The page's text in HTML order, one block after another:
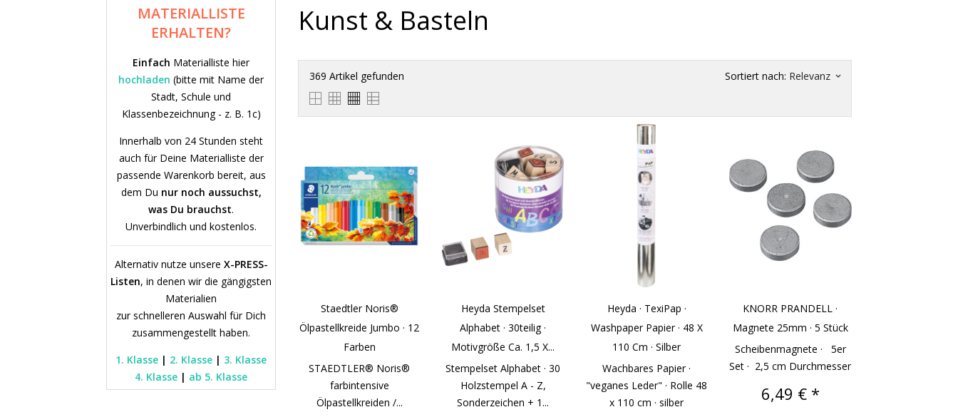
MATERIALLISTE
ERHALTEN?
Einfach Materialliste hier
hochladen(bitte mit Name der
Stadt, Schule und
Klassenbezeichnung - z. B. 1c)
Innerhalb von 24 Stunden steht
auch für Deine Materialliste der
passende Warenkorb bereit, aus
dem Du nur noch aussuchst,
was Du brauchst.
Unverbindlich und kostenlos.
Alternativ nutze unsere X-PRESS-
Listen, in denen wir die gängigsten
Materialien
zur schnelleren Auswahl für Dich
zusammengestellt haben.
1. Klasse | 2. Klasse | 3. Klasse
4. Klasse | ab 5. Klasse
Kunst & Basteln
369 Artikel gefunden Sortiert nach: Relevanz keyboard_arrow_down
Staedtler Noris®
Ölpastellkreide Jumbo · 12
Farben
STAEDTLER® Noris®
farbintensive
Ölpastellkreiden /...
Heyda Stempelset
Alphabet · 30teilig ·
Motivgröße Ca. 1,5 X...
Stempelset Alphabet · 30
Holzstempel A - Z,
Sonderzeichen + 1...
Heyda · TexiPap ·
Washpaper Papier · 48 X
110 Cm · Silber
Wachbares Papier ·
"veganes Leder" · Rolle 48
x 110 cm · silber
KNORR PRANDELL ·
Magnete 25mm · 5 Stück
Scheibenmagnete · 5er
Set · 2,5 cm Durchmesser
Preis
6,49 € *